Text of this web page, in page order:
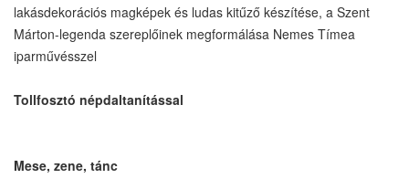
lakásdekorációs magképek és ludas kitűző készítése, a Szent
Márton-legenda szereplőinek megformálása Nemes Tímea
iparművésszel
Tollfosztó népdaltanítással
Mese, zene, tánc